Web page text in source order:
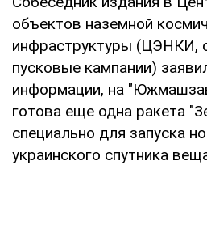
объектов наземной
инфраструктуры (ЦЭНКИ,
пусковые кампании)
информации, на
готова еще одна ракета
специально для запуска
украинского спутника